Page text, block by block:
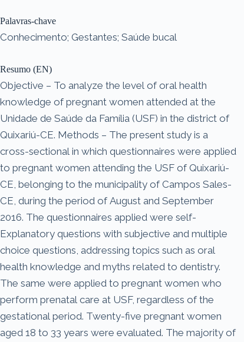
Palavras-chave
Conhecimento; Gestantes; Saúde bucal
Resumo (EN)
Objective – To analyze the level of oral health
knowledge of pregnant women attended at the
Unidade de Saúde da Família (USF) in the district of
Quixariú-CE. Methods – The present study is a
cross-sectional in which questionnaires were applied
to pregnant women attending the USF of Quixariú-
CE, belonging to the municipality of Campos Sales-
CE, during the period of August and September
2016. The questionnaires applied were self-
Explanatory questions with subjective and multiple
choice questions, addressing topics such as oral
health knowledge and myths related to dentistry.
The same were applied to pregnant women who
perform prenatal care at USF, regardless of the
gestational period. Twenty-five pregnant women
aged 18 to 33 years were evaluated. The majority of